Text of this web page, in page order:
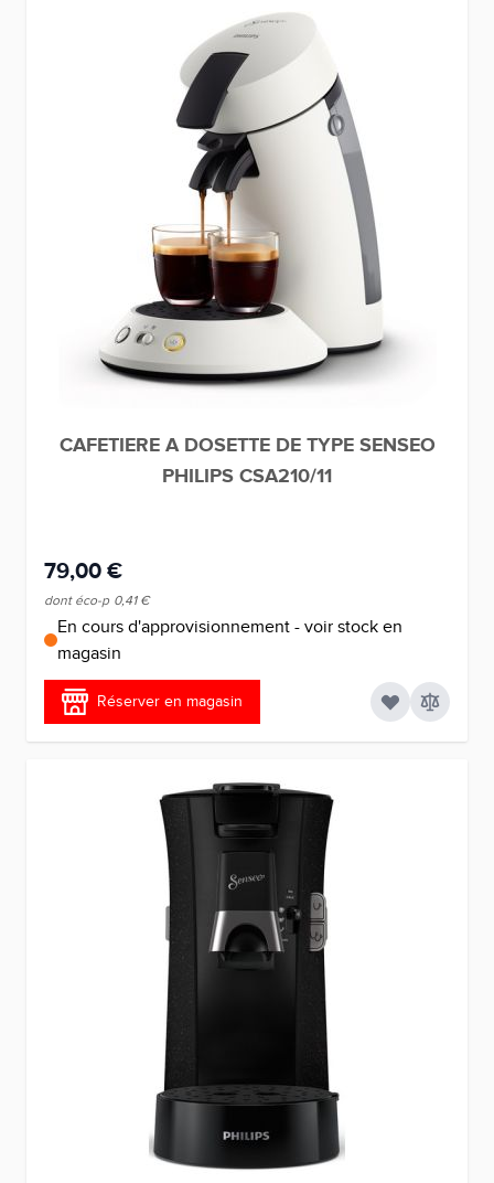
CAFETIERE A DOSETTE DE TYPE SENSEO
PHILIPS CSA210/11
79,00 €
dont éco-p 0,41 €
En cours d'approvisionnement - voir stock en
magasin
Réserver en magasin